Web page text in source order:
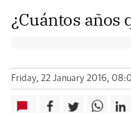
¿Cuántos
Friday, 22 January 2016,